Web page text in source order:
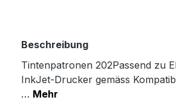
Beschreibung
Tintenpatronen 202Passend zu
InkJet-Drucker gemäss
… Mehr